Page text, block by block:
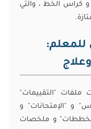
كراس الخط ، والتي
للمعلم:
ملفات "التقييمات"
و "الإمتحانات" و
و ملخصات